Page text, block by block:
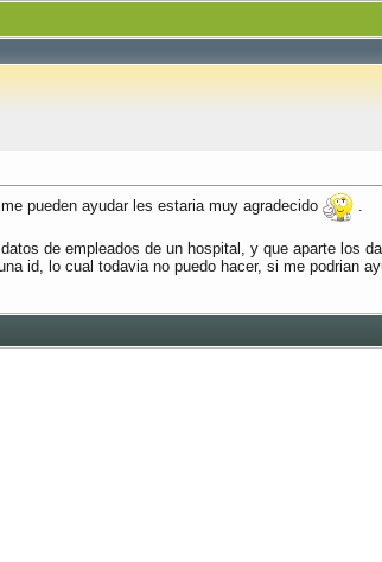
pueden ayudar les estaria muy agradecido .
de empleados de un hospital, y que aparte los
id, lo cual todavia no puedo hacer, si me podrian